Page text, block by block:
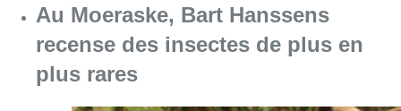
Au Moeraske, Bart Hanssens
recense des insectes de plus en
plus rares